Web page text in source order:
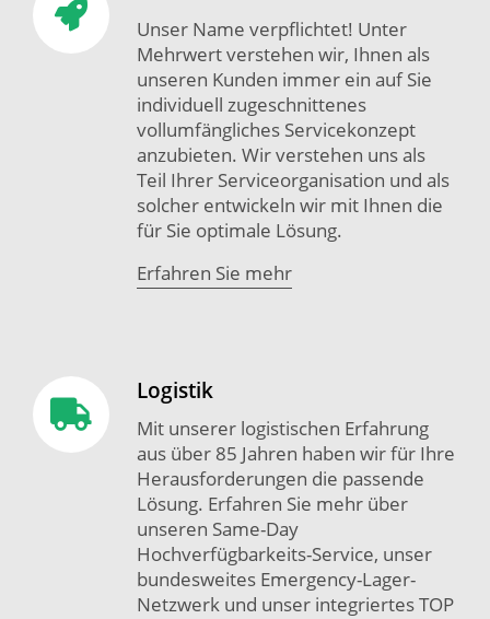
Unser Name verpflichtet! Unter
Mehrwert verstehen wir, Ihnen als
unseren Kunden immer ein auf Sie
individuell zugeschnittenes
vollumfängliches Servicekonzept
anzubieten. Wir verstehen uns als
Teil Ihrer Serviceorganisation und als
solcher entwickeln wir mit Ihnen die
für Sie optimale Lösung.
Erfahren Sie mehr
Logistik
Mit unserer logistischen Erfahrung
aus über 85 Jahren haben wir für Ihre
Herausforderungen die passende
Lösung. Erfahren Sie mehr über
unseren Same-Day
Hochverfügbarkeits-Service, unser
bundesweites Emergency-Lager-
Netzwerk und unser integriertes TOP